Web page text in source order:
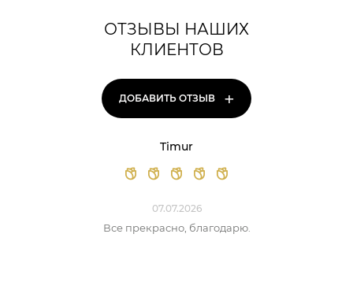
ОТЗЫВЫ НАШИХ
КЛИЕНТОВ
ДОБАВИТЬ ОТЗЫВ +
Timur
07.07.2026
Все прекрасно, благодарю.